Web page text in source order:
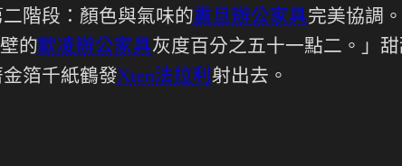
階段：顏色與氣味的震旦辦公家具完美協調
的歐凌辦公家具灰度百分之五十一點二。」
箔千紙鶴發Xten法拉利射出去。